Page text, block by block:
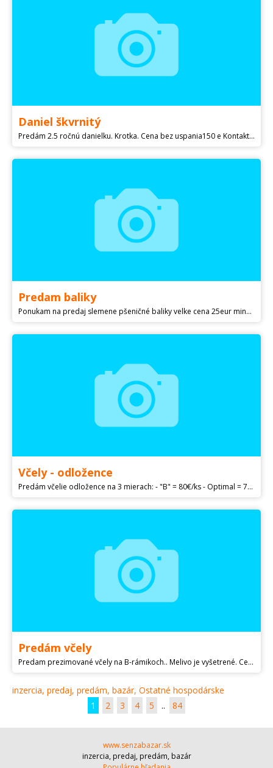
Daniel škvrnitý
Predám 2.5 ročnú danielku. Krotka. Cena bez uspania150 e Kontakt mail
Predam baliky
Ponukam na predaj slemene pšeničné baliky velke cena 25eur minuloročné
Včely - odložence
Predám včelie odložence na 3 mierach: - "B" = 80€/ks - Optimal = 70€/ks - Langstroth = 70€/ks Odber je v júni u nás pri Malackách. Odložence su zabalené v jednorazových nových krabiciach, kde vkladám 5 rámkov (3 plodové, 2 zásobné), ako môžete vidieť na fotografii.
Predám včely
Predam prezimované včely na B-rámikoch.. Melivo je vyšetrené. Cena 1 rodiny 190€.
inzercia, predaj, predám, bazár, Ostatné hospodárske
1
2 3 4 5 .. 84
www.senzabazar.sk
inzercia, predaj, predám, bazár